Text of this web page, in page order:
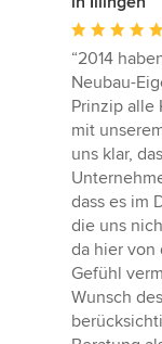
Bewertung:
5
von
5
Sternen
“2014
Neubau-
Prinzip alle
mit
uns klar,
dass es im
die uns
da hier von
Gefühl
Wunsch